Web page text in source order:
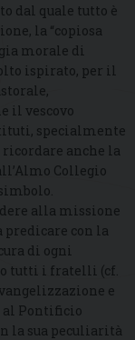
dal quale tutto è
la “copiosa
morale di
ispirato, per il
il vescovo
specialmente
ricordare anche la
Collegio
alla missione
con la
di ogni
tutti i fratelli (cf.
e
al Pontificio
la sua peculiarità